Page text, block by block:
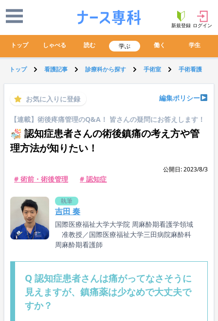
新規登録 ログイン
トップ しゃべる 読む 学ぶ 働く 学生
トップ 看護記事 診療科から探す 手術室 手術看護
お気に入りに登録 編集ポリシー
【連載】術後疼痛管理のQ&A！ 皆さんの疑問にお答えします！
認知症患者さんの術後鎮痛の考え方や管
理方法が知りたい！
公開日: 2023/8/3
# 術前・術後管理 # 認知症
執筆
吉田 奏
国際医療福祉大学大学院 周麻酔期看護学領域
准教授／国際医療福祉大学三田病院麻酔科
周麻酔期看護師
Q 認知症患者さんは痛がってなさそうに
見えますが、鎮痛薬は少なめで大丈夫で
すか？